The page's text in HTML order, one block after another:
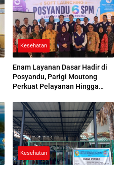
Kesehatan
Enam Layanan Dasar Hadir di
Posyandu, Parigi Moutong
Perkuat Pelayanan Hingga
Kesehatan